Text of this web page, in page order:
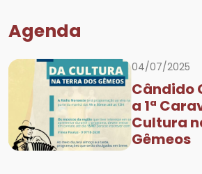
Agenda
04/07/2025
Cândido
a 1ª
Cultura
Gêmeos